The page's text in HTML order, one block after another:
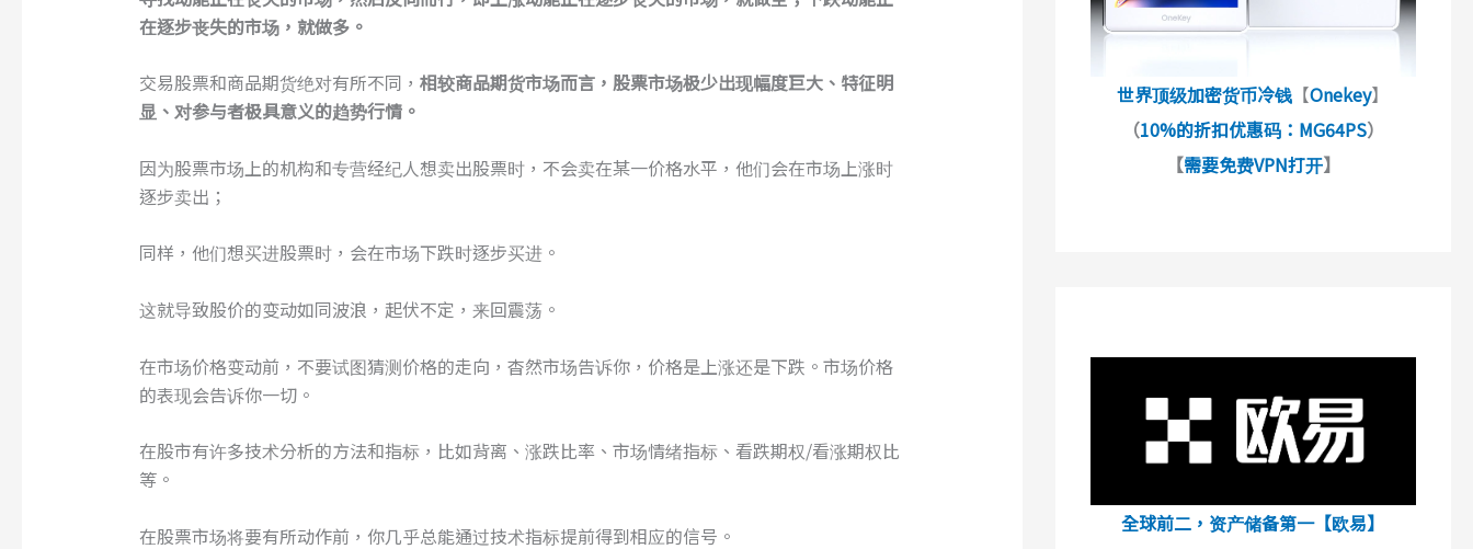
在逐步丧失的市场，就做多。
交易股票和商品期货绝对有所不同， 相较商品期货市场而言，股票市场极少出现幅度巨大、特征明
显、对参与者极具意义的趋势行情。
因为股票市场上的机构和专营经纪人想卖出股票时，不会卖在某一价格水平，他们会在市场上涨时
逐步卖出；
同样，他们想买进股票时，会在市场下跌时逐步买进。
这就导致股价的变动如同波浪，起伏不定，来回震荡。
在市场价格变动前，不要试图猜测价格的走向，杳然市场告诉你，价格是上涨还是下跌。市场价格
的表现会告诉你一切。
在股市有许多技术分析的方法和指标，比如背离、涨跌比率、市场情绪指标、看跌期权/看涨期权比
等。
在股票市场将要有所动作前，你几乎总能通过技术指标提前得到相应的信号。
世界顶级加密货币冷钱 【Onekey】
（10%的折扣优惠码：MG64PS）
【需要免费VPN打开】
全球前二，资产储备第一【欧易】